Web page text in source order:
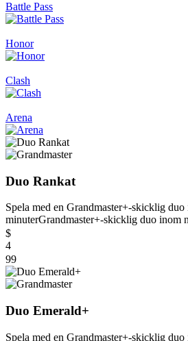
Battle Pass
Honor
Clash
Arena
Duo Rankat
Spela med en Grandmaster+-skicklig duo
minuterGrandmaster+-skicklig duo inom
$
4
99
Duo Emerald+
Spela med en Grandmaster+-skicklig duo